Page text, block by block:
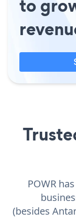
to
POWR
(besides